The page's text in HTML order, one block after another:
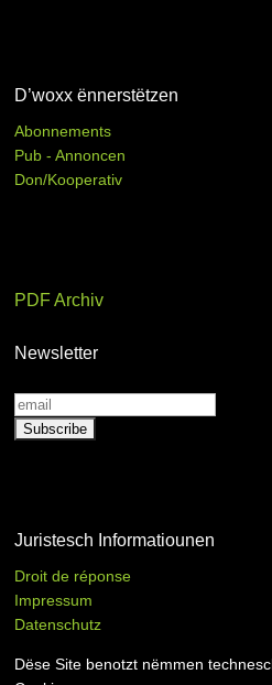
D’woxx ënnerstëtzen
Abonnements
Pub - Annoncen
Don/Kooperativ
PDF Archiv
Newsletter
Juristesch Informatiounen
Droit de réponse
Impressum
Datenschutz
Dëse Site benotzt nëmmen